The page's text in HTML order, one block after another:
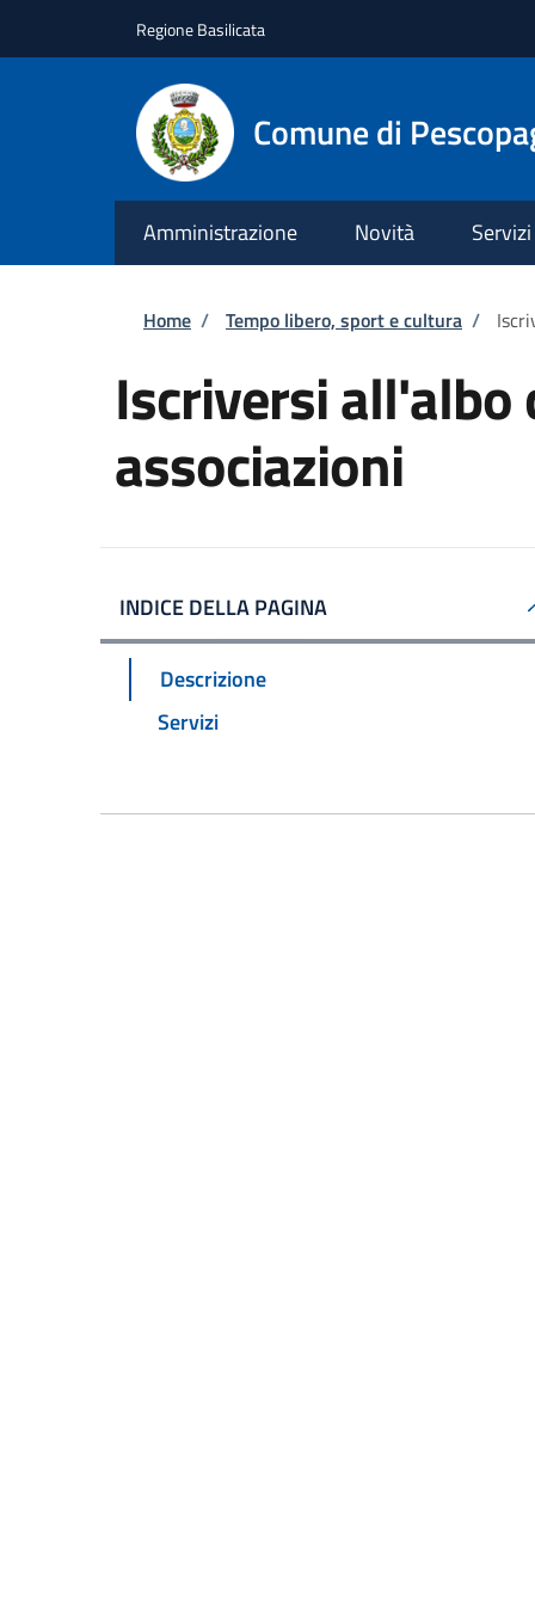
Regione Basilicata
Comune di
Amministrazione Novità Servizi
Briciole di pane
Home / Tempo libero, sport e cultura /
Iscriversi all'albo
associazioni
INDICE DELLA PAGINA
Descrizione
Servizi